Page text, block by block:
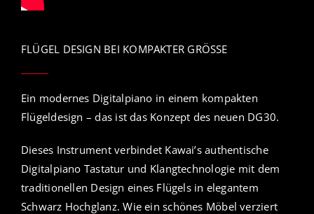
FLÜGEL DESIGN BEI KOMPAKTER GRÖSSE
Ein modernes Digitalpiano in einem kompakten
Flügeldesign – das ist das Konzept des neuen DG30.
Dieses Instrument verbindet Kawai’s authentische
Digitalpiano Tastatur und Klangtechnologie mit dem
traditionellen Design eines Flügels in elegantem
Schwarz Hochglanz. Wie ein schönes Möbel verziert